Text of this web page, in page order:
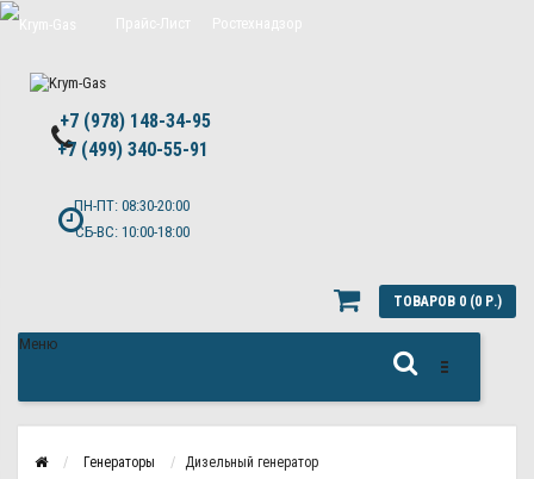
Политика конфиденциальности
+7 (978) 148-34-95
+7 (499) 340-55-91 ​
ПН-ПТ: 08:30-20:00
СБ-ВС: 10:00-18:00
ТОВАРОВ 0 (0 Р.)
Меню
Генераторы Дизельный генератор